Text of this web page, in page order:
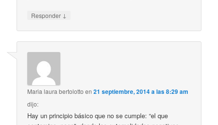
Responder ↓
Maria laura bertolotto en21 septiembre, 2014 a las 8:29 am
dijo:
Hay un principio básico que no se cumple: “el que